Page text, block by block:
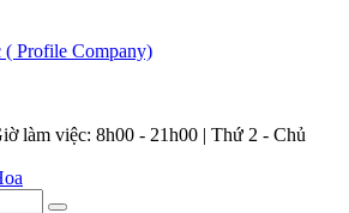
Profile Company)
làm việc: 8h00 - 21h00 | Thứ 2 - Chủ